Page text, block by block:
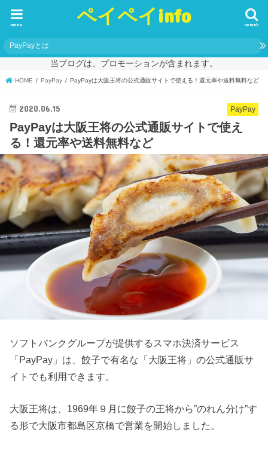
ペイペイinfo search
menu
PayPayとは
当ブログは、プロモーションが含まれます。
HOME PayPay PayPayは大阪王将の公式通販サイトで使える！還元率や送料無料など
PayPay
2020.06.15
PayPayは大阪王将の公式通販サイトで使え
る！還元率や送料無料など
ソフトバンクグループが提供するスマホ決済サービス
「PayPay」は、餃子で有名な「大阪王将」の公式通販サ
イトでも利用できます。
大阪王将は、1969年９月に餃子の王将から”のれん分け”す
る形で大阪市都島区京橋で営業を開始しました。